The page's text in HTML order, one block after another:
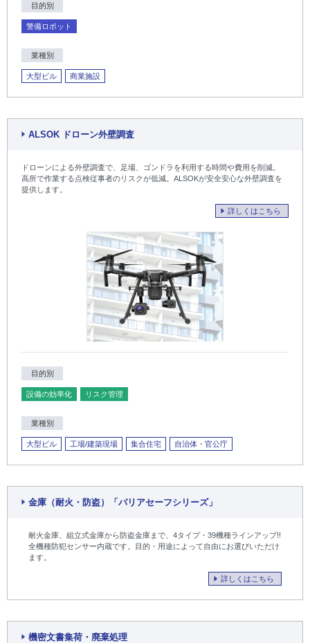
目的別
警備ロボット
業種別
大型ビル 商業施設
ALSOK ドローン外壁調査
ドローンによる外壁調査で、足場、ゴンドラを利用する時間や費用を削減。
高所で作業する点検従事者のリスクが低減。ALSOKが安全安心な外壁調査を
提供します。
詳しくはこちら
目的別
設備の効率化 リスク管理
業種別
大型ビル 工場/建築現場 集合住宅 自治体・官公庁
金庫（耐火・防盗）「バリアセーフシリーズ」
耐火金庫、組立式金庫から防盗金庫まで、4タイプ・39機種ラインアップ!!
全機種防犯センサー内蔵です。目的・用途によって自由にお選びいただけ
ます。
詳しくはこちら
機密文書集荷・廃棄処理